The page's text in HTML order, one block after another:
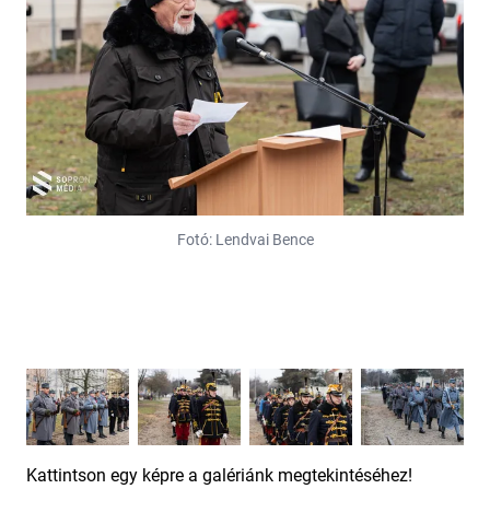
Fotó: Lendvai Bence
Kattintson egy képre a galériánk megtekintéséhez!